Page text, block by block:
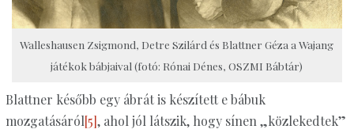
Walleshausen Zsigmond, Detre Szilárd és Blattner Géza a Wajang
játékok bábjaival (fotó: Rónai Dénes, OSZMI Bábtár)
Blattner később egy ábrát is készített e bábuk
mozgatásáról[5], ahol jól látszik, hogy sínen „közlekedtek”